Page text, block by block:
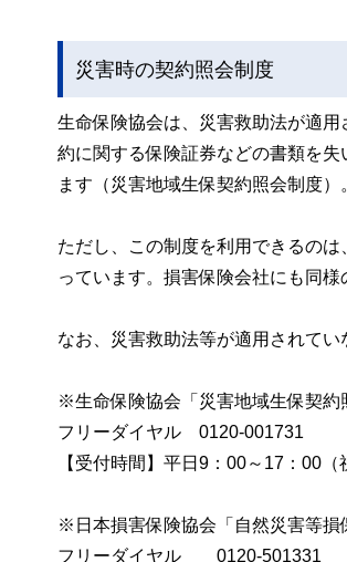
災害時の契約照会制度
生命保険協会は、災害救助法が適
約に関する保険証券などの書類を
ます（災害地域生保契約照会制度）
ただし、この制度を利用できるの
っています。損害保険会社にも同
なお、災害救助法等が適用されて
※生命保険協会「災害地域生保契約
フリーダイヤル 0120-001731
【受付時間】平日9：00～17：00
※日本損害保険協会「自然災害等損
フリーダイヤル 0120-501331